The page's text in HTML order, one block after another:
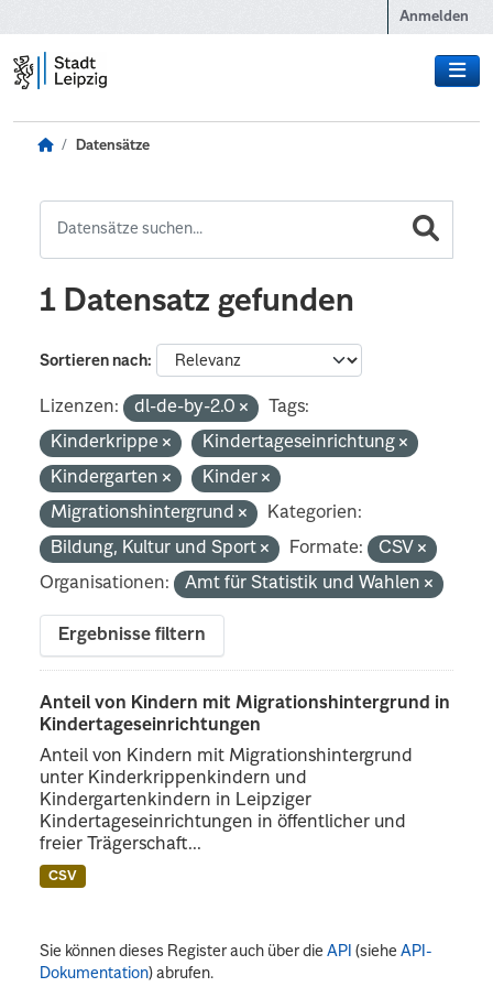
Anmelden
Datensätze
1 Datensatz gefunden
Sortieren nach
Lizenzen: dl-de-by-2.0
Tags:
Kinderkrippe
Kindertageseinrichtung
Kindergarten
Kinder
Migrationshintergrund
Kategorien:
Bildung, Kultur und Sport
Formate:
CSV
Organisationen:
Amt für Statistik und Wahlen
Ergebnisse filtern
Anteil von Kindern mit Migrationshintergrund in
Kindertageseinrichtungen
Anteil von Kindern mit Migrationshintergrund
unter Kinderkrippenkindern und
Kindergartenkindern in Leipziger
Kindertageseinrichtungen in öffentlicher und
freier Trägerschaft...
CSV
Sie können dieses Register auch über dieAPI (sieheAPI-
Dokumentation) abrufen.